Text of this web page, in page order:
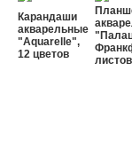
Карандаши
акварельные
"Aquarelle",
12 цветов